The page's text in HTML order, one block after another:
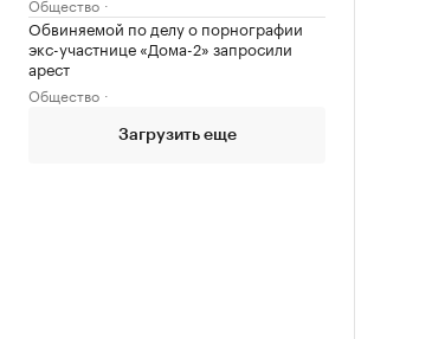
Обвиняемой по делу о порнографии
экс-участнице «Дома-2» запросили
арест
Общество
Загрузить еще